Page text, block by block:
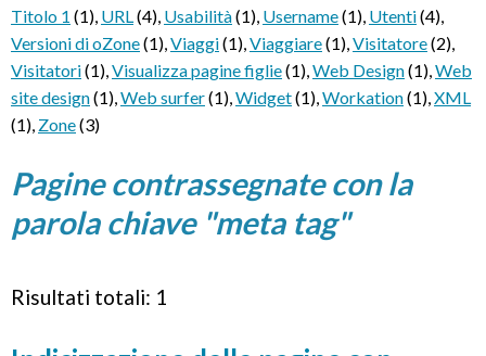
Titolo 1 (1), URL(4), Usabilità(1), Username(1), Utenti(4),
Versioni di oZone(1),Viaggi(1),Viaggiare(1),Visitatore(2),
Visitatori(1),Visualizza pagine figlie(1),Web Design(1),Web
site design(1),Web surfer(1),Widget(1),Workation(1),XML
(1), Zone(3)
Pagine contrassegnate con la
parola chiave "meta tag"
Risultati totali: 1